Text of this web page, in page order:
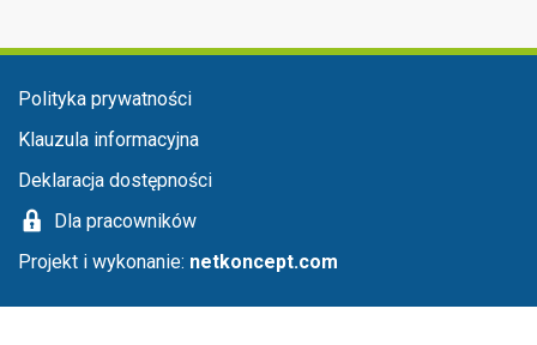
Menu stopka
Polityka prywatności
Klauzula informacyjna
Deklaracja dostępności
Dla pracowników
Projekt i wykonanie: netkoncept.com